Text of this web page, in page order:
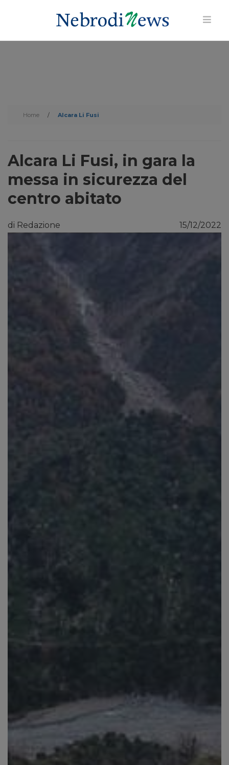
Home / Alcara Li Fusi
Alcara Li Fusi, in gara la
messa in sicurezza del
centro abitato
di Redazione 15/12/2022